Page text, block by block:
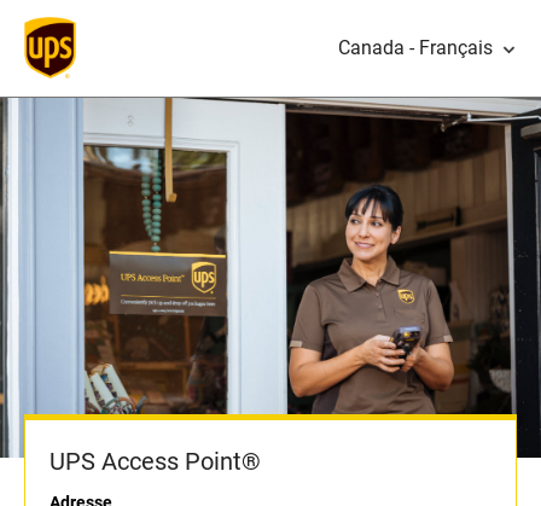
Canada - Français
UPS Access Point®